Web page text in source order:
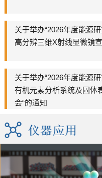
关于举办“2026年度能源
高分辨三维X射线显微镜
关于举办“2026年度能源
有机元素分析系统及固体
会“的通知